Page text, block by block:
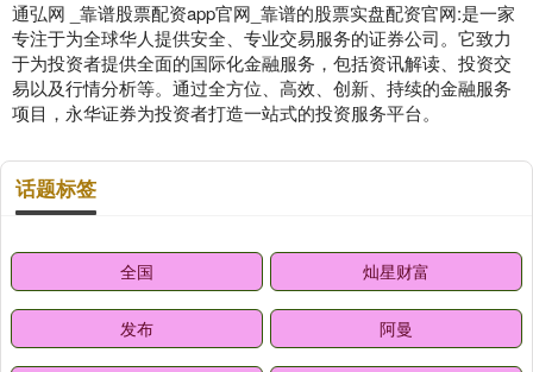
通弘网 _靠谱股票配资app官网_靠谱的股票实盘配资官网:是一家
专注于为全球华人提供安全、专业交易服务的证券公司。它致力
于为投资者提供全面的国际化金融服务，包括资讯解读、投资交
易以及行情分析等。通过全方位、高效、创新、持续的金融服务
项目，永华证券为投资者打造一站式的投资服务平台。
话题标签
全国 灿星财富
发布 阿曼